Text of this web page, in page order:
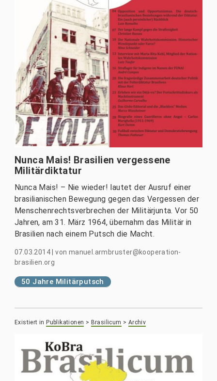
Nunca Mais! Brasilien vergessene
Militärdiktatur
Nunca Mais! – Nie wieder! lautet der Ausruf einer
brasilianischen Bewegung gegen das Vergessen der
Menschenrechtsverbrechen der Militärjunta. Vor 50
Jahren, am 31. März 1964, übernahm das Militär in
Brasilien nach einem Putsch die Macht.
07.03.2014 |von manuel.armbruster@kooperation-
brasilien.org
50 Jahre Militärputsch
Existiert in Publikationen > Brasilicum > Archiv